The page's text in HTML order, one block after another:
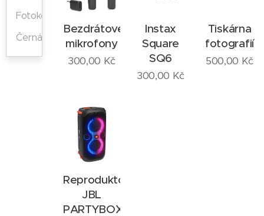
Fotokoutek
Černá
Bezdrátové
mikrofony
300,00 Kč
Instax
Square
SQ6
300,00 Kč
Tiskárna
fotografií
500,00 Kč
Reproduktor
JBL
PARTYBOX